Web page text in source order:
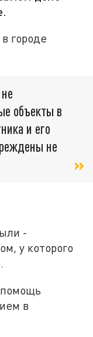
городе
объекты в
и его
не
-
у которого
помощь
в